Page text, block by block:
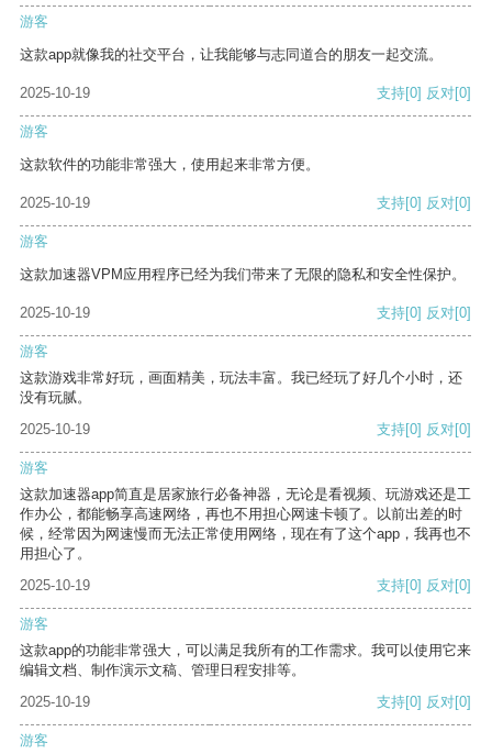
游客
这款app就像我的社交平台，让我能够与志同道合的朋友一起交流。
2025-10-19 支持[0] 反对[0]
游客
这款软件的功能非常强大，使用起来非常方便。
2025-10-19 支持[0] 反对[0]
游客
这款加速器VPM应用程序已经为我们带来了无限的隐私和安全性保护。
2025-10-19 支持[0] 反对[0]
游客
这款游戏非常好玩，画面精美，玩法丰富。我已经玩了好几个小时，还
没有玩腻。
2025-10-19
支持[0] 反对[0]
游客
这款加速器app简直是居家旅行必备神器，无论是看视频、玩游戏还是工
作办公，都能畅享高速网络，再也不用担心网速卡顿了。以前出差的时
候，经常因为网速慢而无法正常使用网络，现在有了这个app，我再也不
用担心了。
2025-10-19
支持[0] 反对[0]
游客
这款app的功能非常强大，可以满足我所有的工作需求。我可以使用它来
编辑文档、制作演示文稿、管理日程安排等。
2025-10-19
支持[0] 反对[0]
游客